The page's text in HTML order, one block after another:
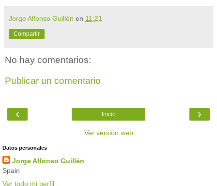
Jorge Alfonso Guillén en 11:21
Compartir
No hay comentarios:
Publicar un comentario
‹ ›
Inicio
Ver versión web
Datos personales
Jorge Alfonso Guillén
Spain
Ver todo mi perfil